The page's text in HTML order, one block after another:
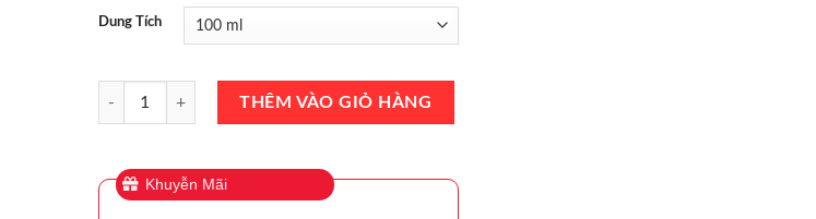
Dung Tích
Nước Hoa Argos Brivido Della Caccia EDP 100ml Chính Hãng số lượng
THÊM VÀO GIỎ HÀNG
Khuyễn Mãi